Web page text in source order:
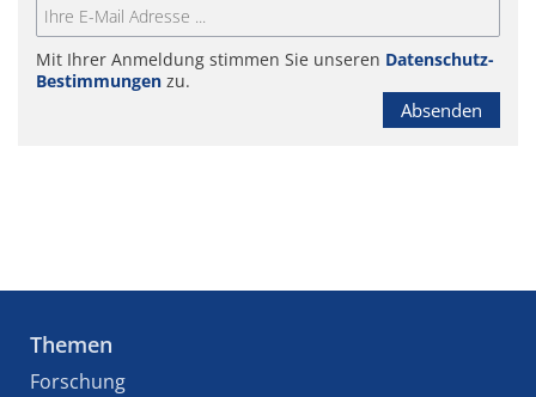
Mit Ihrer Anmeldung stimmen Sie unseren Datenschutz-
Bestimmungen zu.
Absenden
Themen
Forschung